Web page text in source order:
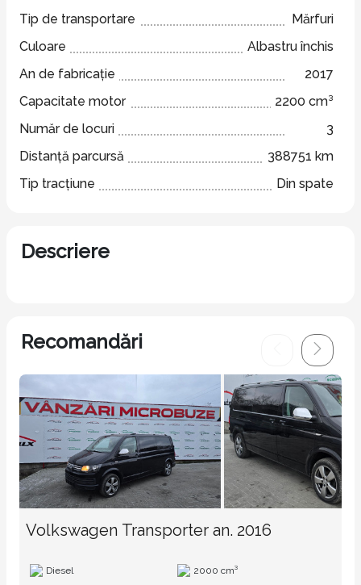
Tip de transportare
Mărfuri
Culoare
Albastru închis
An de fabricație
2017
Capacitate motor
2200 cm³
Număr de locuri
3
Distanță parcursă
388751 km
Tip tracțiune
Din spate
Descriere
Recomandări
Volkswagen Transporter an. 2016
Diesel 2000 cm³